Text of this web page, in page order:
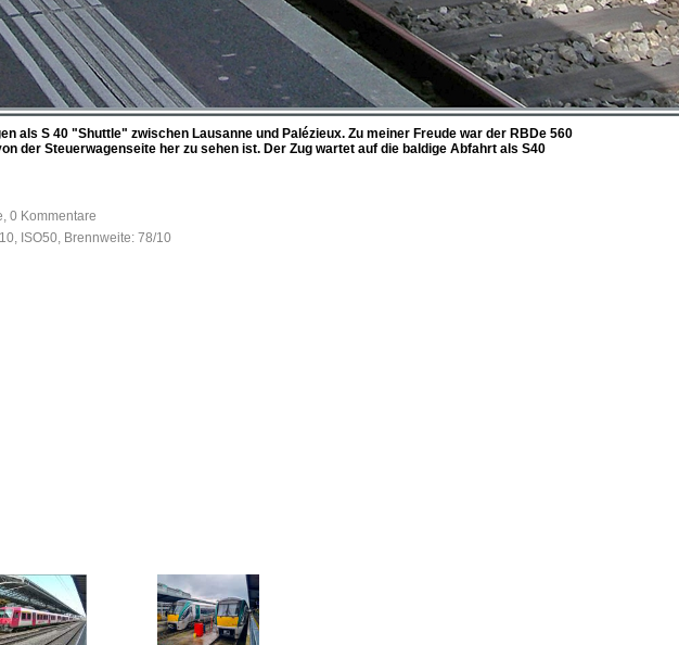
als S 40 "Shuttle" zwischen Lausanne und Palézieux. Zu meiner Freude war der RBDe 560
der Steuerwagenseite her zu sehen ist. Der Zug wartet auf die baldige Abfahrt als S40
0 Kommentare
ISO50, Brennweite: 78/10